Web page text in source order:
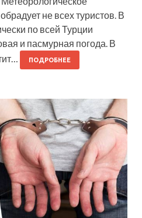
не всех туристов. В
по всей Турции
и пасмурная погода. В
ПОДРОБНЕЕ